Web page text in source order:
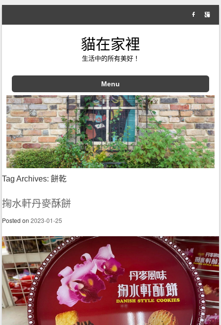
貓在家裡
生活中的所有美好！
Menu
Skip to content
Tag Archives:餅乾
掬水軒丹麥酥餅
Posted on2023-01-25